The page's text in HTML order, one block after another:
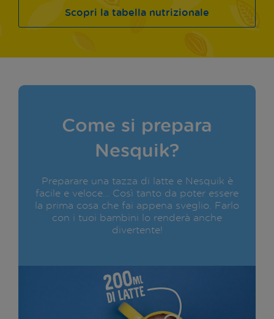
Scopri la tabella nutrizionale
Come si prepara
Nesquik?
Preparare una tazza di latte e Nesquik è
facile e veloce… Così tanto da poter essere
la prima cosa che fai appena sveglio. Farlo
con i tuoi bambini lo renderà anche
divertente!